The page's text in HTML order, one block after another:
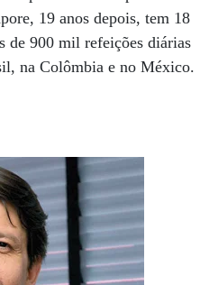
19 anos depois, tem 18
de 900 mil refeições diárias
na Colômbia e no México.